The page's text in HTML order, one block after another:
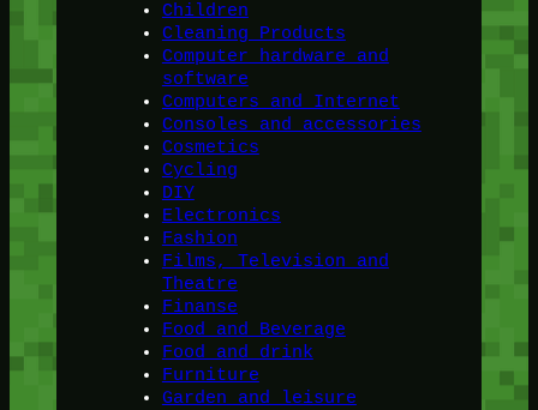
Children
Cleaning Products
Computer hardware and
software
Computers and Internet
Consoles and accessories
Cosmetics
Cycling
DIY
Electronics
Fashion
Films, Television and
Theatre
Finanse
Food and Beverage
Food and drink
Furniture
Garden and leisure